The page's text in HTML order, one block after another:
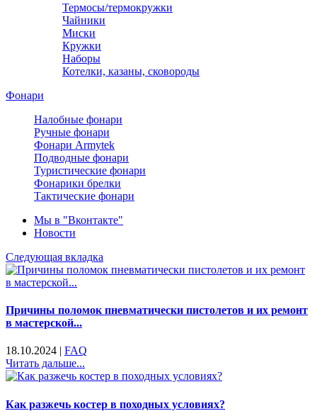
Термосы/термокружки
Чайники
Миски
Кружки
Наборы
Котелки, казаны, сковороды
Фонари
Налобные фонари
Ручные фонари
Фонари Armytek
Подводные фонари
Туристические фонари
Фонарики брелки
Тактические фонари
Мы в "Вконтакте"
Новости
Следующая вкладка
Причины поломок пневматически пистолетов и их ремонт
в мастерской...
18.10.2024 | FAQ
Читать дальше...
Как разжечь костер в походных условиях?